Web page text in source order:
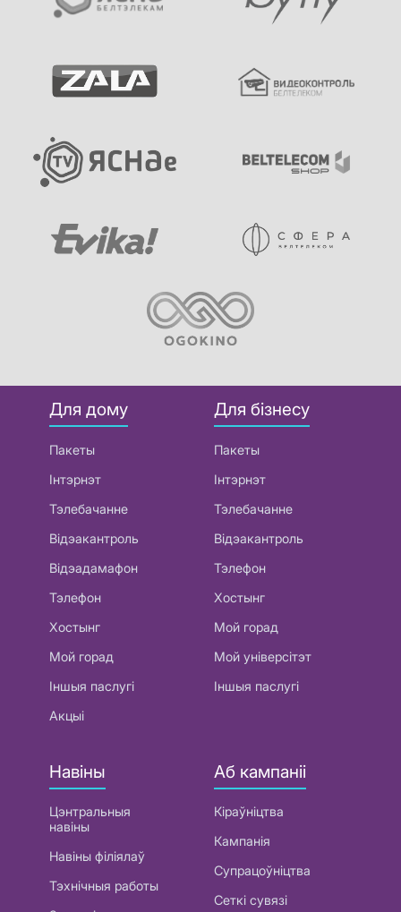
Для дому
Пакеты
Інтэрнэт
Тэлебачанне
Відэакантроль
Відэадамафон
Тэлефон
Хостынг
Мой горад
Іншыя паслугі
Акцыі
Для бізнесу
Пакеты
Інтэрнэт
Тэлебачанне
Відэакантроль
Тэлефон
Хостынг
Мой горад
Мой універсітэт
Іншыя паслугі
Навіны
Цэнтральныя
навіны
Навіны філіялаў
Тэхнічныя работы
Аб кампаніі
Кіраўніцтва
Кампанія
Супрацоўніцтва
Сеткі сувязі